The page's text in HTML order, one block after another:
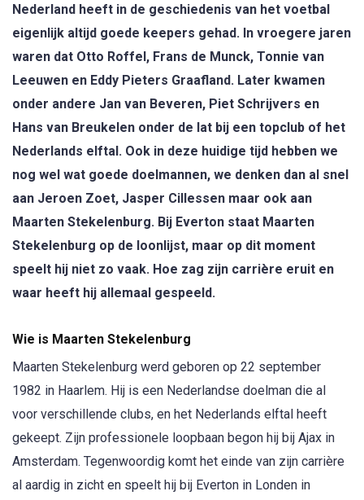
Nederland heeft in de geschiedenis van het voetbal
eigenlijk altijd goede keepers gehad. In vroegere jaren
waren dat Otto Roffel, Frans de Munck, Tonnie van
Leeuwen en Eddy Pieters Graafland. Later kwamen
onder andere Jan van Beveren, Piet Schrijvers en
Hans van Breukelen onder de lat bij een topclub of het
Nederlands elftal. Ook in deze huidige tijd hebben we
nog wel wat goede doelmannen, we denken dan al snel
aan Jeroen Zoet, Jasper Cillessen maar ook aan
Maarten Stekelenburg. Bij Everton staat Maarten
Stekelenburg op de loonlijst, maar op dit moment
speelt hij niet zo vaak. Hoe zag zijn carrière eruit en
waar heeft hij allemaal gespeeld.
Wie is Maarten Stekelenburg
Maarten Stekelenburg werd geboren op 22 september
1982 in Haarlem. Hij is een Nederlandse doelman die al
voor verschillende clubs, en het Nederlands elftal heeft
gekeept. Zijn professionele loopbaan begon hij bij Ajax in
Amsterdam. Tegenwoordig komt het einde van zijn carrière
al aardig in zicht en speelt hij bij Everton in Londen in